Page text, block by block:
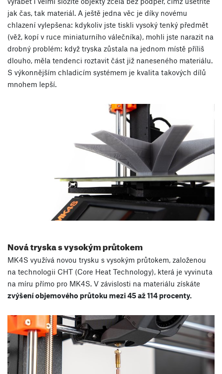
jak čas, tak materiál. A ještě jedna věc je díky novému
chlazení vylepšena: kdykoliv jste tiskli vysoký tenký předmět
(věž, kopí v ruce miniaturního válečníka), mohli jste narazit na
drobný problém: když tryska zůstala na jednom místě příliš
dlouho, měla tendenci roztavit část již naneseného materiálu.
S výkonnějším chladicím systémem je kvalita takových dílů
mnohem lepší.
Nová tryska s vysokým průtokem
MK4S využívá novou trysku s vysokým průtokem, založenou
na technologii CHT (Core Heat Technology), která je vyvinuta
na míru přímo pro MK4S. V závislosti na materiálu získáte
zvýšení objemového průtoku mezi 45 až 114 procenty.